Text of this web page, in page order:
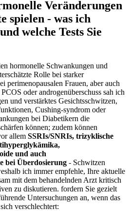
Veränderungen
spielen ‌- ⁢was ich
‌welche Tests Sie
‍hormonelle Schwankungen und
Rolle bei starker
perimenopausalen Frauen, aber auch
oder androgenüberschuss sah ich
und verstärktes Gesichtsschwitzen,
Cushing-syndrom oder​
bei‍ Diabetikern die
können; ​zudem⁢ können
allem SSRIs/SNRIs, trizyklische
und auch
bei Überdosierung ⁢- Schwitzen
ich immer empfehle, Ihre aktuelle
mit dem behandelnden Arzt ⁤kritisch⁤
zu‍ diskutieren. fordern⁣ Sie gezielt
Untersuchungen ​an, wenn das
verschlechtert: